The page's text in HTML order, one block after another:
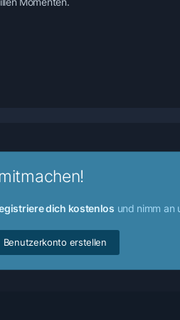
dich kostenlos und nimm an
Benutzerkonto erstellen